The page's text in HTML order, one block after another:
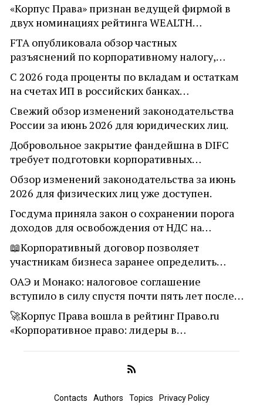
«Корпус Права» признан ведущей фирмой в
двух номинациях рейтинга WEALTH…
FTA опубликовала обзор частных
разъяснений по корпоративному налогу,…
С 2026 года проценты по вкладам и остаткам
на счетах ИП в российских банках…
Свежий обзор изменений законодательства
России за июнь 2026 для юридических лиц.
Добровольное закрытие фандейшна в DIFC
требует подготовки корпоративных…
Обзор изменений законодательства за июнь
2026 для физических лиц уже доступен.
Госдума приняла закон о сохранении порога
доходов для освобождения от НДС на…
📖Корпоративный договор позволяет
участникам бизнеса заранее определить…
ОАЭ и Монако: налоговое соглашение
вступило в силу спустя почти пять лет после…
🚀Корпус Права вошла в рейтинг Право.ru
«Корпоративное право: лидеры в…
Contacts Authors Topics Privacy Policy